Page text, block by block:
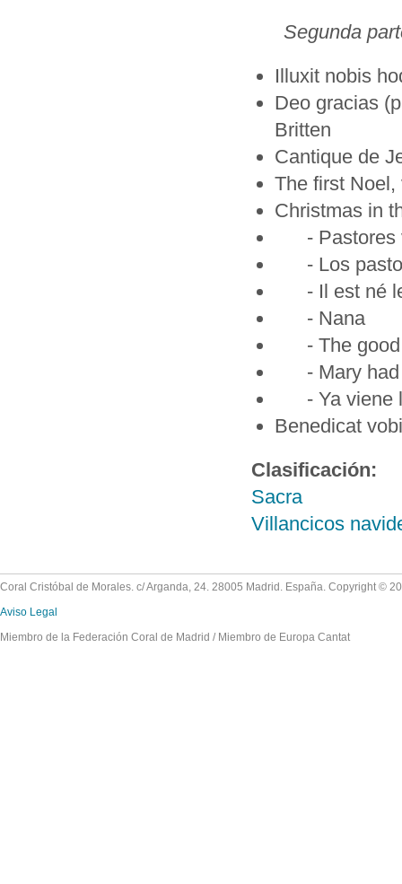
Segunda
Illuxit nobis
Deo gracias
Britten
Cantique de
The first
Christmas in
- Pastores
- Los
- Il est né
- Nana
- The good
- Mary had
- Ya viene
Benedicat
Clasificación:
Sacra
Villancicos
Coral Cristóbal de Morales. c/ Arganda, 24. 28005 Madrid. España. Copyright ©
Aviso Legal
Miembro de la Federación Coral de Madrid / Miembro de Europa Cantat